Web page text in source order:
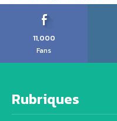
11,000
Fans
Rubriques